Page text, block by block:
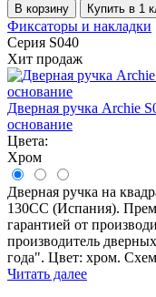
В корзину Купить в 1
Фиксаторы и накладки
Серия S040
Хит продаж
Дверная ручка Archie
основание
Цвета:
Хром
Дверная ручка на
130CC (Испания).
гарантией от
производитель
года". Цвет: хром.
Читать далее